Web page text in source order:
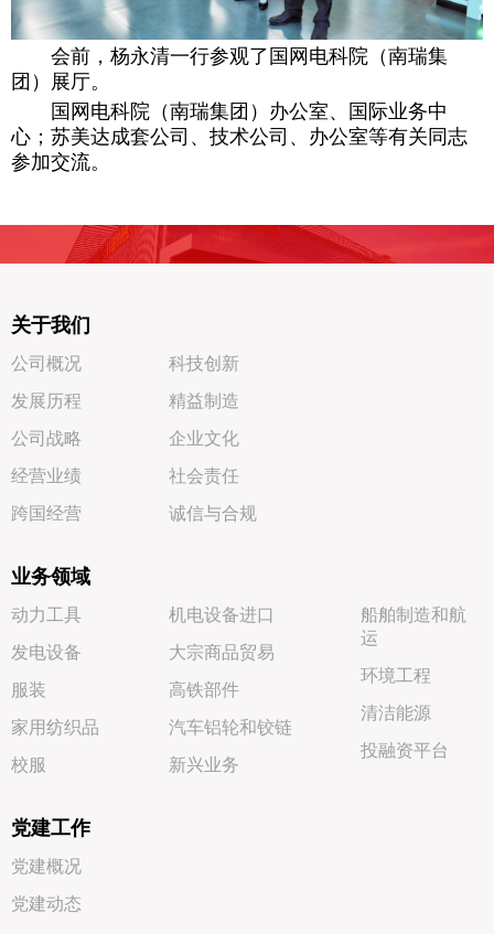
会前，杨永清一行参观了国网电科院（南瑞集
团）展厅。
国网电科院（南瑞集团）办公室、国际业务中
心；苏美达成套公司、技术公司、办公室等有关同志
参加交流。
关于我们
公司概况
发展历程
公司战略
经营业绩
跨国经营
科技创新
精益制造
企业文化
社会责任
诚信与合规
业务领域
动力工具
发电设备
服装
家用纺织品
校服
机电设备进口
大宗商品贸易
高铁部件
汽车铝轮和铰链
新兴业务
船舶制造和航
运
环境工程
清洁能源
投融资平台
党建工作
党建概况
党建动态